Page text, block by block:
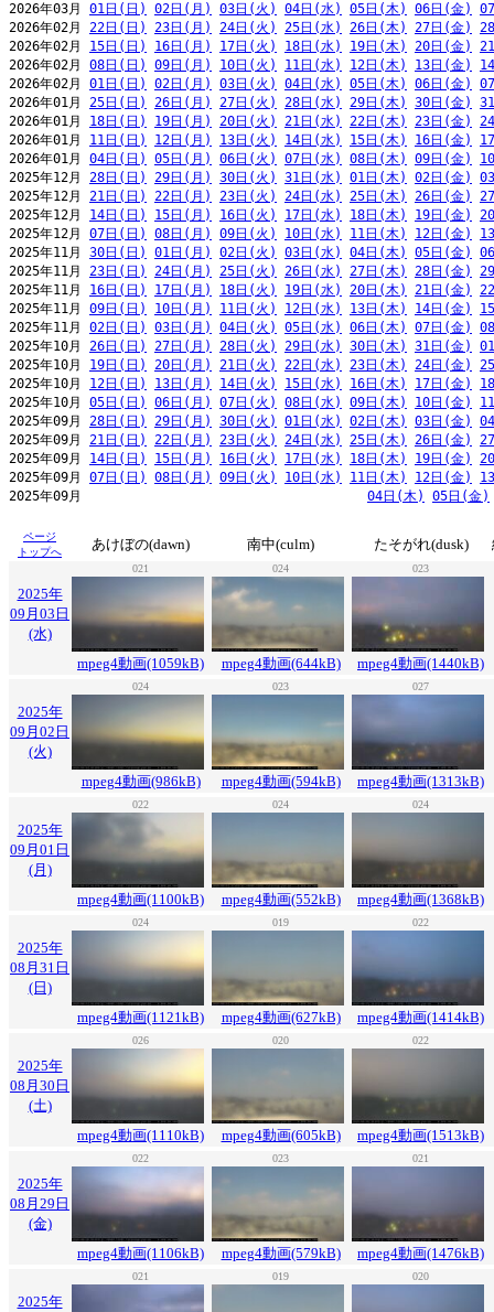
2026年03月 01日(日) 02日(月) 03日(火) 04日(水) 05日(木) 06日(金)
2026年02月 22日(日) 23日(月) 24日(火) 25日(水) 26日(木) 27日(金)
2026年02月 15日(日) 16日(月) 17日(火) 18日(水) 19日(木) 20日(金)
2026年02月 08日(日) 09日(月) 10日(火) 11日(水) 12日(木) 13日(金)
2026年02月 01日(日) 02日(月) 03日(火) 04日(水) 05日(木) 06日(金)
2026年01月 25日(日) 26日(月) 27日(火) 28日(水) 29日(木) 30日(金)
2026年01月 18日(日) 19日(月) 20日(火) 21日(水) 22日(木) 23日(金)
2026年01月 11日(日) 12日(月) 13日(火) 14日(水) 15日(木) 16日(金)
2026年01月 04日(日) 05日(月) 06日(火) 07日(水) 08日(木) 09日(金)
2025年12月 28日(日) 29日(月) 30日(火) 31日(水) 01日(木) 02日(金)
2025年12月 21日(日) 22日(月) 23日(火) 24日(水) 25日(木) 26日(金)
2025年12月 14日(日) 15日(月) 16日(火) 17日(水) 18日(木) 19日(金)
2025年12月 07日(日) 08日(月) 09日(火) 10日(水) 11日(木) 12日(金)
2025年11月 30日(日) 01日(月) 02日(火) 03日(水) 04日(木) 05日(金)
2025年11月 23日(日) 24日(月) 25日(火) 26日(水) 27日(木) 28日(金)
2025年11月 16日(日) 17日(月) 18日(火) 19日(水) 20日(木) 21日(金)
2025年11月 09日(日) 10日(月) 11日(火) 12日(水) 13日(木) 14日(金)
2025年11月 02日(日) 03日(月) 04日(火) 05日(水) 06日(木) 07日(金)
2025年10月 26日(日) 27日(月) 28日(火) 29日(水) 30日(木) 31日(金)
2025年10月 19日(日) 20日(月) 21日(火) 22日(水) 23日(木) 24日(金)
2025年10月 12日(日) 13日(月) 14日(火) 15日(水) 16日(木) 17日(金)
2025年10月 05日(日) 06日(月) 07日(火) 08日(水) 09日(木) 10日(金)
2025年09月 28日(日) 29日(月) 30日(火) 01日(水) 02日(木) 03日(金)
2025年09月 21日(日) 22日(月) 23日(火) 24日(水) 25日(木) 26日(金)
2025年09月 14日(日) 15日(月) 16日(火) 17日(水) 18日(木) 19日(金)
2025年09月 07日(日) 08日(月) 09日(火) 10日(水) 11日(木) 12日(金)
2025年09月 04日(木) 05日(金)
ページ
トップへ
あけぼの(dawn) 南中(culm) たそがれ(dusk)
021 024 023
2025年
09月03日
(水)
mpeg4動画(1059kB)
mpeg4動画(644kB) mpeg4動画(1440kB)
024 023 027
2025年
09月02日
(火)
mpeg4動画(986kB)
mpeg4動画(594kB) mpeg4動画(1313kB)
022 024 024
2025年
09月01日
(月)
mpeg4動画(1100kB)
mpeg4動画(552kB) mpeg4動画(1368kB)
024 019 022
2025年
08月31日
(日)
mpeg4動画(1121kB)
mpeg4動画(627kB) mpeg4動画(1414kB)
026 020 022
2025年
08月30日
(土)
mpeg4動画(1110kB)
mpeg4動画(605kB) mpeg4動画(1513kB)
022 023 021
2025年
08月29日
(金)
mpeg4動画(1106kB)
mpeg4動画(579kB) mpeg4動画(1476kB)
021 019 020
2025年